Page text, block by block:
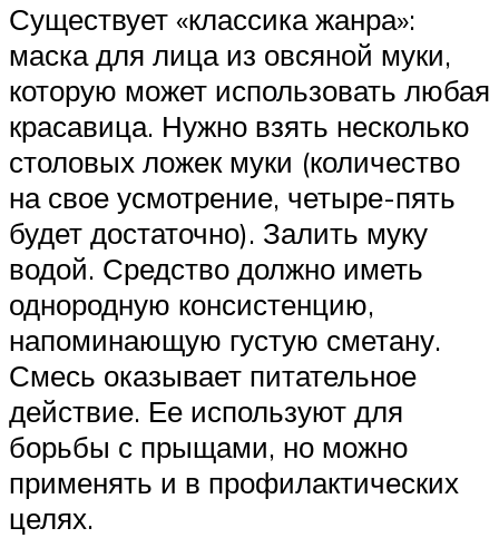
Существует «классика жанра»:
маска для лица из овсяной муки,
которую может использовать любая
красавица. Нужно взять несколько
столовых ложек муки (количество
на свое усмотрение, четыре-пять
будет достаточно). Залить муку
водой. Средство должно иметь
однородную консистенцию,
напоминающую густую сметану.
Смесь оказывает питательное
действие. Ее используют для
борьбы с прыщами, но можно
применять и в профилактических
целях.